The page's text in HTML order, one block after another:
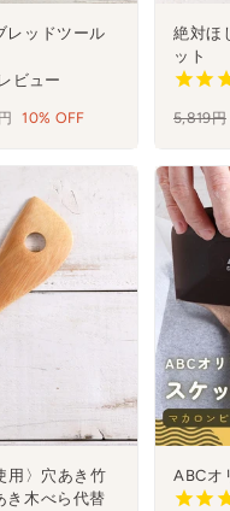
レッドツール
ビュー
10% OFF
絶対ほ
ット
通
価
格
5,819円
用〉穴あき竹
き木べら代替
ABCオ